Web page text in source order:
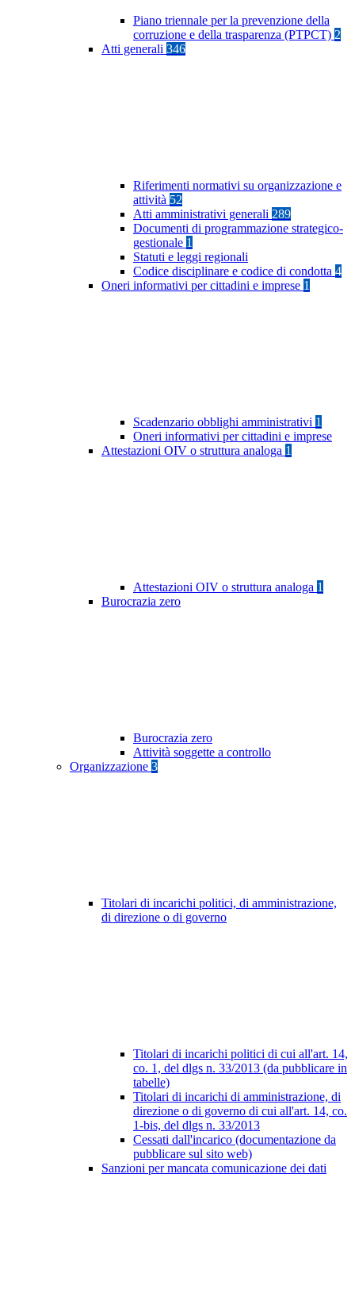
Piano triennale per la prevenzione della
corruzione e della trasparenza (PTPCT) 2
Atti generali 346
Riferimenti normativi su organizzazione e
attività 52
Atti amministrativi generali 289
Documenti di programmazione strategico-
gestionale 1
Statuti e leggi regionali
Codice disciplinare e codice di condotta 4
Oneri informativi per cittadini e imprese 1
Scadenzario obblighi amministrativi 1
Oneri informativi per cittadini e imprese
Attestazioni OIV o struttura analoga 1
Attestazioni OIV o struttura analoga 1
Burocrazia zero
Burocrazia zero
Attività soggette a controllo
Organizzazione 3
Titolari di incarichi politici, di amministrazione,
di direzione o di governo
Titolari di incarichi politici di cui all'art. 14,
co. 1, del dlgs n. 33/2013 (da pubblicare in
tabelle)
Titolari di incarichi di amministrazione, di
direzione o di governo di cui all'art. 14, co.
1-bis, del dlgs n. 33/2013
Cessati dall'incarico (documentazione da
pubblicare sul sito web)
Sanzioni per mancata comunicazione dei dati